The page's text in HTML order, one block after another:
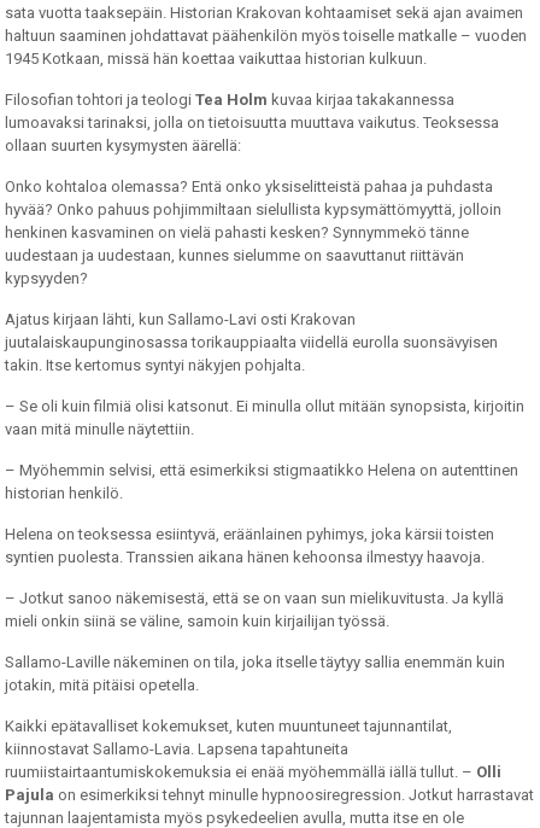
sata vuotta taaksepäin. Historian Krakovan kohtaamiset sekä ajan avaimen
haltuun saaminen johdattavat päähenkilön myös toiselle matkalle – vuoden
1945 Kotkaan, missä hän koettaa vaikuttaa historian kulkuun.
Filosofian tohtori ja teologiTea Holm kuvaa kirjaa takakannessa
lumoavaksi tarinaksi, jolla on tietoisuutta muuttava vaikutus. Teoksessa
ollaan suurten kysymysten äärellä:
Onko kohtaloa olemassa? Entä onko yksiselitteistä pahaa ja puhdasta
hyvää? Onko pahuus pohjimmiltaan sielullista kypsymättömyyttä, jolloin
henkinen kasvaminen on vielä pahasti kesken? Synnymmekö tänne
uudestaan ja uudestaan, kunnes sielumme on saavuttanut riittävän
kypsyyden?
Ajatus kirjaan lähti, kun Sallamo-Lavi osti Krakovan
juutalaiskaupunginosassa torikauppiaalta viidellä eurolla suonsävyisen
takin. Itse kertomus syntyi näkyjen pohjalta.
– Se oli kuin filmiä olisi katsonut. Ei minulla ollut mitään synopsista, kirjoitin
vaan mitä minulle näytettiin.
– Myöhemmin selvisi, että esimerkiksi stigmaatikko Helena on autenttinen
historian henkilö.
Helena on teoksessa esiintyvä, eräänlainen pyhimys, joka kärsii toisten
syntien puolesta. Transsien aikana hänen kehoonsa ilmestyy haavoja.
– Jotkut sanoo näkemisestä, että se on vaan sun mielikuvitusta. Ja kyllä
mieli onkin siinä se väline, samoin kuin kirjailijan työssä.
Sallamo-Laville näkeminen on tila, joka itselle täytyy sallia enemmän kuin
jotakin, mitä pitäisi opetella.
Kaikki epätavalliset kokemukset, kuten muuntuneet tajunnantilat,
kiinnostavat Sallamo-Lavia. Lapsena tapahtuneita
ruumiistairtaantumiskokemuksia ei enää myöhemmällä iällä tullut. – Olli
Pajula on esimerkiksi tehnyt minulle hypnoosiregression. Jotkut harrastavat
tajunnan laajentamista myös psykedeelien avulla, mutta itse en ole